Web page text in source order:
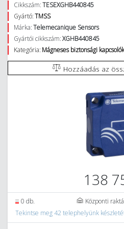
Cikkszám:TESEXGHB440845
Gyártó:TMSS
Márka:Telemecanique Sensors
Gyártói cikkszám:XGHB440845
Kategória: Mágneses biztonsági
Hozzáadás az
138
0 db.
Központi
Tekintse meg 42 telephelyünk